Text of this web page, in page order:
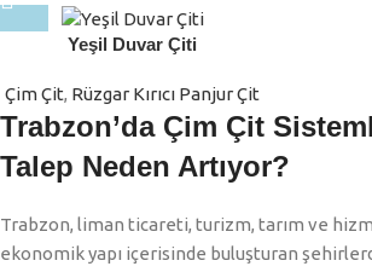
Yeşil Duvar Çiti
Çim Çit, Rüzgar Kırıcı Panjur Çit
Trabzon’da Çim Çit
Talep Neden Artıyor?
Trabzon, liman ticareti, turizm, tarım ve
ekonomik yapı içerisinde buluşturan